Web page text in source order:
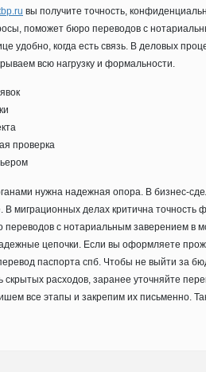
вы получите точность,
поможет бюро переводов с
удобно, когда есть связь. В деловых
всю нагрузку и формальности.
проверка
нужна надежная опора. В бизнес-
В миграционных делах критична точность
переводов с нотариальным заверением в
цепочки. Если вы оформляете
паспорта спб. Чтобы не выйти за
расходов, заранее уточняйте
все этапы и закрепим их письменно.